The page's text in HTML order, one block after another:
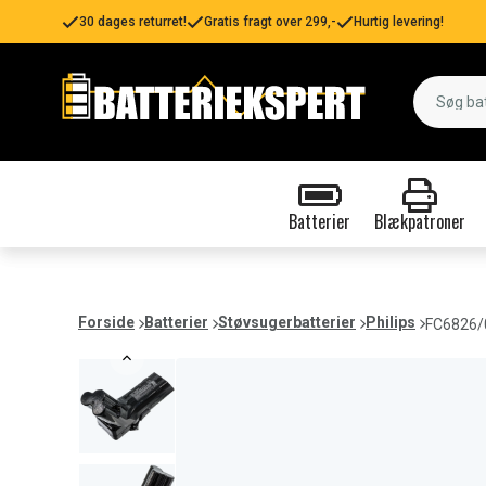
30 dages returret! Gratis fragt over 299,- Hurtig levering!
Batterier Blækpatroner
Forside Batterier Støvsugerbatterier Philips